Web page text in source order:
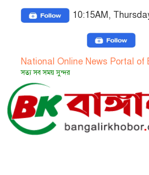
10:15AM,
Online News Portal of
সময় সুন্দর